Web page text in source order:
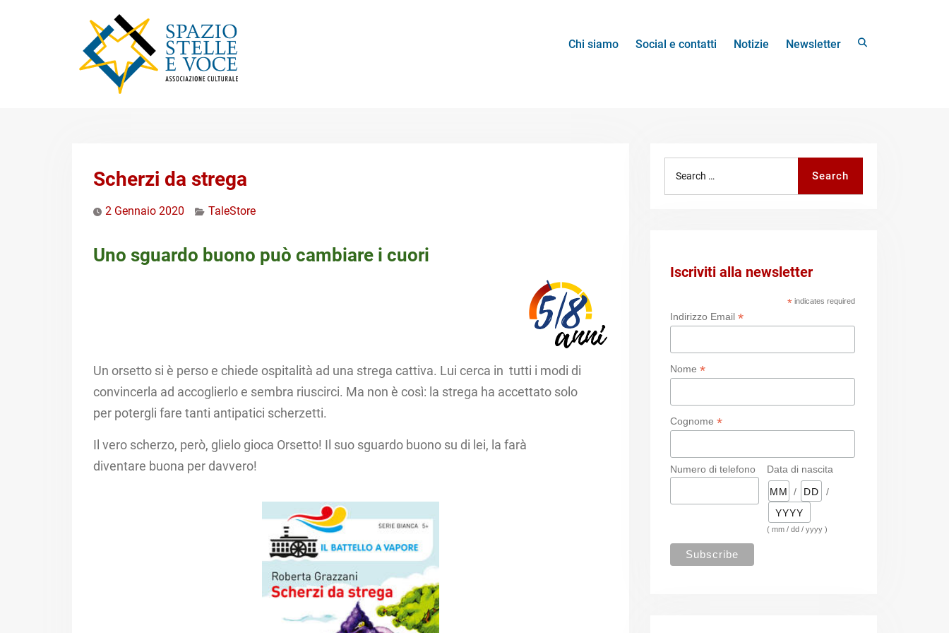
Chi siamo Social e contatti Notizie Newsletter
Scherzi da strega
2 Gennaio 2020 TaleStore
Uno sguardo buono può cambiare i cuori
Un orsetto si è perso e chiede ospitalità ad una strega cattiva.​ Lui cerca in tutti i modi di
convincerla ad accoglierlo e sembra riuscirci. ​Ma non è così: la strega ha accettato solo
per potergli fare tanti antipatici scherzetti.​
Il vero scherzo, però, glielo gioca Orsetto!​ Il suo sguardo buono su di lei, la farà
diventare buona per davvero!​
Search
Iscriviti alla newsletter
* indicates required
Indirizzo Email*
Nome*
Cognome*
Numero di telefono
Data di nascita
/
/
( mm / dd / yyyy )